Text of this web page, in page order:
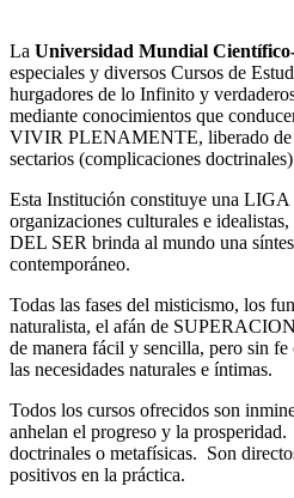
La Universidad Mundial
especiales y diversos Cursos de
hurgadores de lo Infinito y
mediante conocimientos que
VIVIR PLENAMENTE, liberado de
sectarios (complicaciones
Esta Institución constituye una
organizaciones culturales e
DEL SER brinda al mundo una
contemporáneo.
Todas las fases del misticismo, los
naturalista, el afán de
de manera fácil y sencilla, pero sin
las necesidades naturales e íntimas.
Todos los cursos ofrecidos son
anhelan el progreso y la
doctrinales o metafísicas. Son
positivos en la práctica.